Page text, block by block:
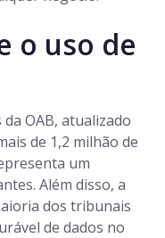
o uso de
OAB, atualizado
de 1,2 milhão de
um
Além disso, a
dos tribunais
de dados no